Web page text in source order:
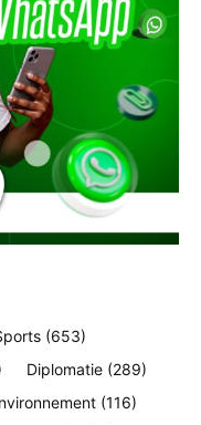
(653)
Diplomatie (289)
(116)